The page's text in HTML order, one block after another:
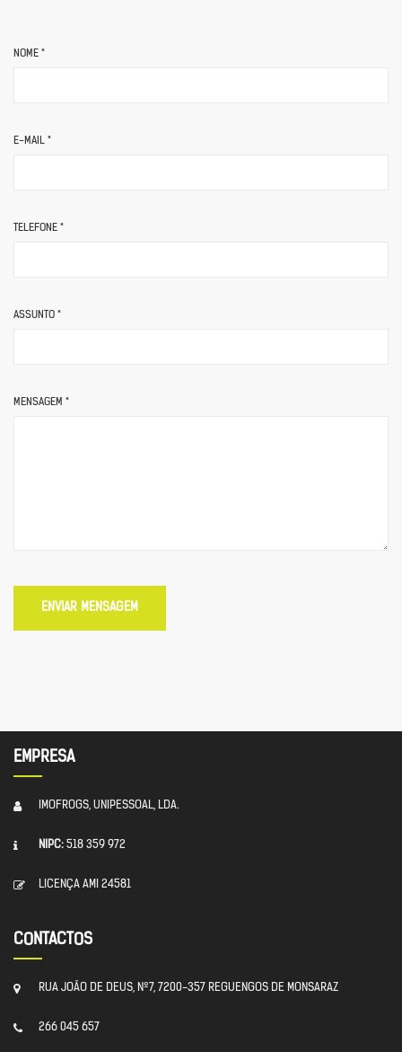
NOME *
E-MAIL *
TELEFONE *
ASSUNTO *
MENSAGEM *
ENVIAR MENSAGEM
EMPRESA
IMOFROGS, UNIPESSOAL, LDA.
NIPC: 518 359 972
LICENÇA AMI 24581
CONTACTOS
RUA JOÃO DE DEUS, Nº7, 7200-357 REGUENGOS DE MONSARAZ
266 045 657